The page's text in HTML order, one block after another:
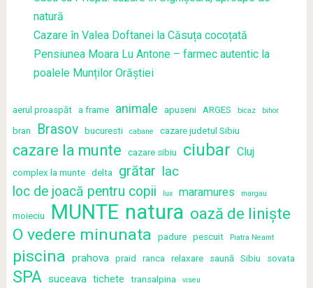
natură
Cazare în Valea Doftanei la Căsuța cocoțată
Pensiunea Moara Lu Antone – farmec autentic la
poalele Munților Orăștiei
aerul proaspăt a frame animale apuseni ARGES bicaz bihor
bran Brasov bucuresti cabane cazare judetul Sibiu
cazare la munte cazare sibiu ciubar Cluj
complex la munte delta grătar lac
loc de joacă pentru copii lux maramures margau
moieciu MUNTE natura oază de liniște
O vedere minunata padure pescuit Piatra Neamt
piscina prahova praid ranca relaxare saună Sibiu sovata
SPA suceava tichete transalpina viseu